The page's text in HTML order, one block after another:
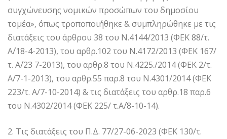
συγχώνευσης νομικών προσώπων του δημοσίου
τομέα», όπως τροποποιήθηκε & συμπληρώθηκε με τις
διατάξεις του άρθρου 38 του Ν.4144/2013 (ΦΕΚ 88/τ.
Α΄/18-4-2013), του αρθρ.102 του Ν.4172/2013 (ΦΕΚ 167/
τ. Α΄/23 7-2013), του αρθρ.8 του Ν.4225./2014 (ΦΕΚ 2/τ.
Α΄/7-1-2013), του αρθρ.55 παρ.8 του Ν.4301/2014 (ΦΕΚ
223/τ. Α/7-10-2014) & τις διατάξεις του αρθρ.18 παρ.6
του Ν.4302/2014 (ΦΕΚ 225/ τ.Α΄/8-10-14).
2. Τις διατάξεις του Π.Δ. 77/27-06-2023 (ΦΕΚ 130/τ.